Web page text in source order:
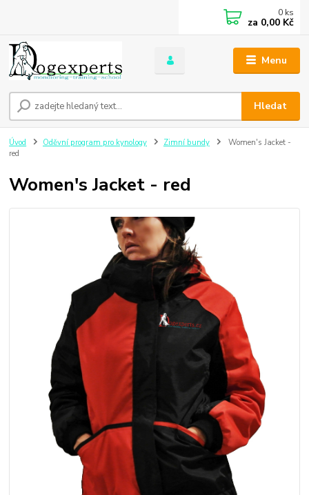
Menu
Hledat
0 ks
za 0,00 Kč
Úvod Oděvní program pro kynology Zimní bundy
Women's Jacket -
red
Women's Jacket - red